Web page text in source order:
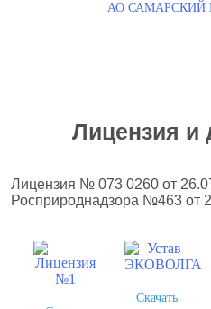
АО САМАРСКИЙ
Лицензия и
Лицензия № 073 0260 от
Росприроднадзора №463 от
Скачать